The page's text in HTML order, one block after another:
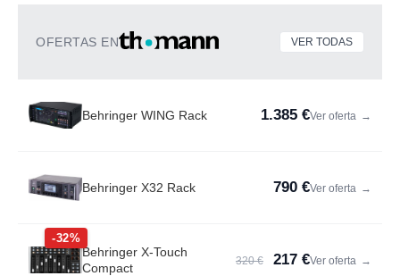
OFERTAS EN VER TODAS
Behringer WING Rack 1.385 €Ver oferta →
Behringer X32 Rack 790 €Ver oferta →
-32%
Behringer X-Touch
Compact
320 € 217 €Ver oferta →